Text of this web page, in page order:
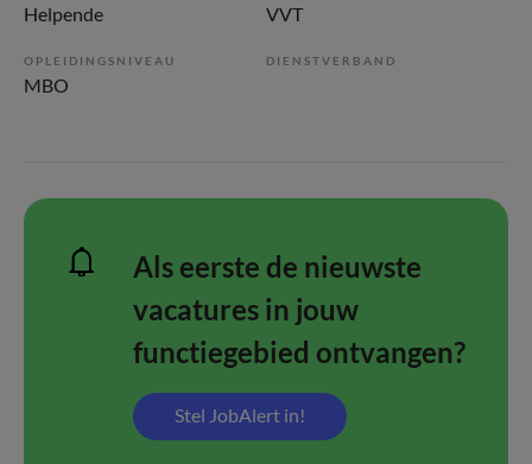
Helpende VVT
OPLEIDINGSNIVEAU
MBO
DIENSTVERBAND
Als eerste de nieuwste
vacatures in jouw
functiegebied ontvangen?
Stel JobAlert in!